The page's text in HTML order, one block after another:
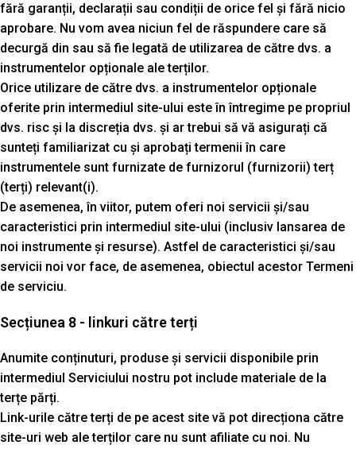
fără garanții, declarații sau condiții de orice fel și fără nicio
aprobare. Nu vom avea niciun fel de răspundere care să
decurgă din sau să fie legată de utilizarea de către dvs. a
instrumentelor opționale ale terților.
Orice utilizare de către dvs. a instrumentelor opționale
oferite prin intermediul site-ului este în întregime pe propriul
dvs. risc și la discreția dvs. și ar trebui să vă asigurați că
sunteți familiarizat cu și aprobați termenii în care
instrumentele sunt furnizate de furnizorul (furnizorii) terț
(terți) relevant(i).
De asemenea, în viitor, putem oferi noi servicii și/sau
caracteristici prin intermediul site-ului (inclusiv lansarea de
noi instrumente și resurse). Astfel de caracteristici și/sau
servicii noi vor face, de asemenea, obiectul acestor Termeni
de serviciu.
Secțiunea 8 - linkuri către terți
Anumite conținuturi, produse și servicii disponibile prin
intermediul Serviciului nostru pot include materiale de la
terțe părți.
Link-urile către terți de pe acest site vă pot direcționa către
site-uri web ale terților care nu sunt afiliate cu noi. Nu